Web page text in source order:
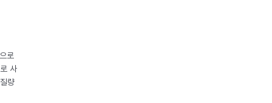
로
사
량